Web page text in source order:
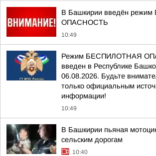
В Башкирии введён
ОПАСНОСТЬ
10:49
Режим БЕСПИЛОТНАЯ
введен в Республике
06.08.2026. Будьте
только официальным
информации!
10:49
В Башкирии пьяная
сельским дорогам
10:40